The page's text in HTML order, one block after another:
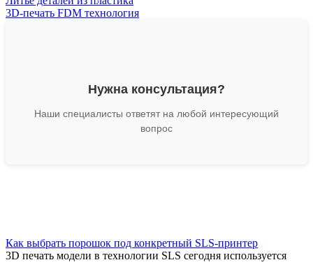
3D-печать FDM технология
Нужна консультация?
Наши специалисты ответят на любой интересующий
вопрос
Как выбрать порошок под конкретный SLS-принтер
3D печать модели в технологии SLS сегодня используется